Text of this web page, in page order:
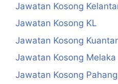
Jawatan Kosong
Jawatan Kosong KL
Jawatan Kosong
Jawatan Kosong Melaka
Jawatan Kosong Pahang